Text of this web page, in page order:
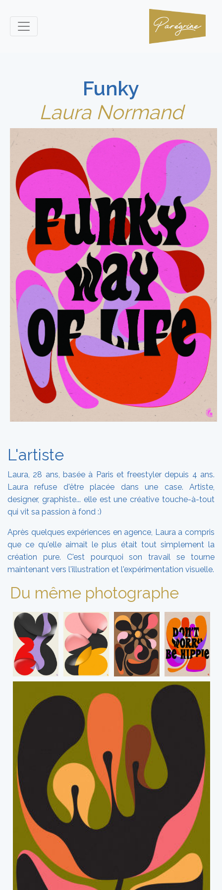
Funky
Laura Normand
L'artiste
Laura, 28 ans, basée à Paris et freestyler depuis 4 ans.
Laura refuse d'être placée dans une case. Artiste,
designer, graphiste... elle est une créative touche-à-tout
qui vit sa passion à fond :)
Après quelques expériences en agence, Laura a compris
que ce qu'elle aimait le plus était tout simplement la
création pure. C'est pourquoi son travail se tourne
maintenant vers l'illustration et l'expérimentation visuelle.
Du même photographe